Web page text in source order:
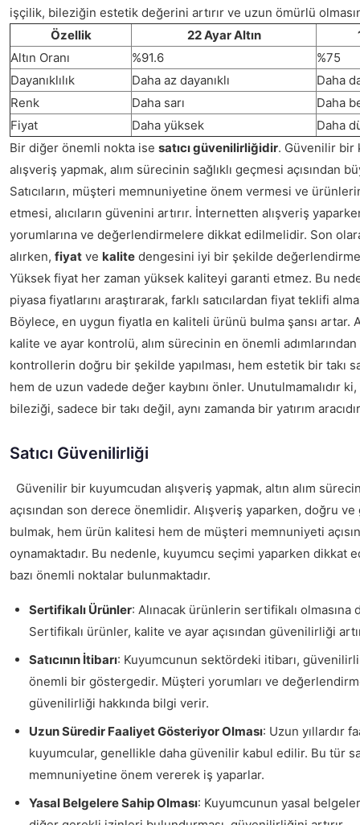
işçilik, bileziğin estetik değerini artırır ve uzun ömürlü
Özellik
22 Ayar Altın
Altın Oranı
%91.6
%75
Dayanıklılık
Daha az dayanıklı
Daha
Renk
Daha sarı
Daha
Fiyat
Daha yüksek
Daha
Bir diğer önemli nokta ise satıcı güvenilirliğidir. Güvenilir bir
alışveriş yapmak, alım sürecinin sağlıklı geçmesi açısından
Satıcıların, müşteri memnuniyetine önem vermesi ve
etmesi, alıcıların güvenini artırır. İnternetten alışveriş
yorumlarına ve değerlendirmelere dikkat edilmelidir. Son
alırken, fiyat ve kalite dengesini iyi bir şekilde
Yüksek fiyat her zaman yüksek kaliteyi garanti etmez. Bu
piyasa fiyatlarını araştırarak, farklı satıcılardan fiyat teklifi
Böylece, en uygun fiyatla en kaliteli ürünü bulma şansı artar.
kalite ve ayar kontrolü, alım sürecinin en önemli
kontrollerin doğru bir şekilde yapılması, hem estetik bir takı
hem de uzun vadede değer kaybını önler. Unutulmamalıdır
bileziği, sadece bir takı değil, aynı zamanda bir yatırım
Satıcı Güvenilirliği
Güvenilir bir kuyumcudan alışveriş yapmak, altın alım
açısından son derece önemlidir. Alışveriş yaparken, doğru ve
bulmak, hem ürün kalitesi hem de müşteri memnuniyeti
oynamaktadır. Bu nedenle, kuyumcu seçimi yaparken dikkat
bazı önemli noktalar bulunmaktadır.
Sertifikalı Ürünler: Alınacak ürünlerin sertifikalı
Sertifikalı ürünler, kalite ve ayar açısından güvenilirliği
Satıcının İtibarı: Kuyumcunun sektördeki itibarı,
önemli bir göstergedir. Müşteri yorumları ve
güvenilirliği hakkında bilgi verir.
Uzun Süredir Faaliyet Gösteriyor Olması: Uzun yıllardır
kuyumcular, genellikle daha güvenilir kabul edilir. Bu tür
memnuniyetine önem vererek iş yaparlar.
Yasal Belgelere Sahip Olması: Kuyumcunun yasal